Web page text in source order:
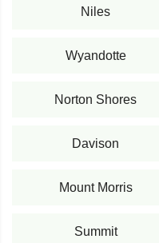
Niles
Wyandotte
Norton Shores
Davison
Mount Morris
Summit